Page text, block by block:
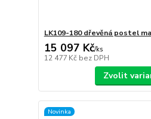
LK109-180 dřevěná postel
15 097 Kč/ks
12 477 Kč bez DPH
Zvolit
Novinka